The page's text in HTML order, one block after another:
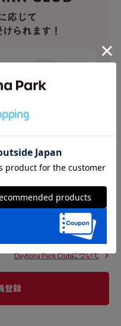
Daytona Park Clubについて
登録